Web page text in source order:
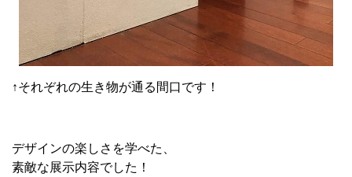
↑それぞれの生き物が通る間口です！
デザインの楽しさを学べた、
素敵な展示内容でした！